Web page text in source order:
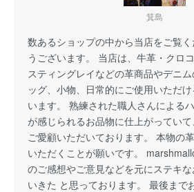
箕島
数あるショップの中から当店をご覧
うございます。 当店は、牛革・クロ
スティングレイなどの革商品やデニ
ッグ、小物、日常的にご使用いただ
います。 熟練された職人さんによる
が感じられるお品物に仕上がってい
ご愛顧いただいております。 本物の
いただくことが願いです。
のご感想やご意見などを元にステキ
いきた と思っております。 最後まで